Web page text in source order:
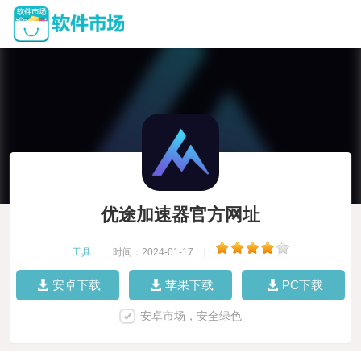
优途加速器官方网址
工具 时间：2024-01-17
安卓下载 苹果下载 PC下载
安卓市场，安全绿色